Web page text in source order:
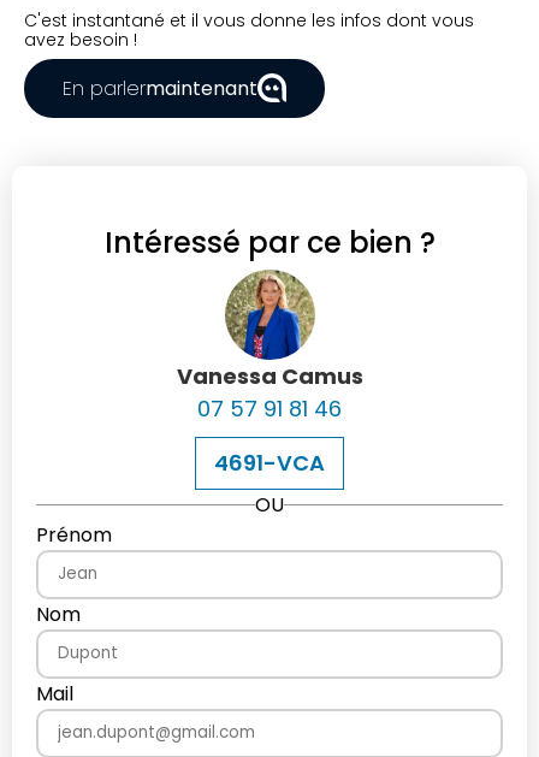
C'est instantané et il vous donne les infos dont vous
avez besoin !
En parlermaintenant
Intéressé par ce bien ?
Vanessa Camus
07 57 91 81 46
4691-VCA
OU
Prénom
Nom
Mail